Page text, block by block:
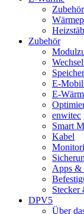
Zubehör
Zubehör
E-
E-
enwitec
Smart
Kabel
Apps &
Stecker
DPV5
Über